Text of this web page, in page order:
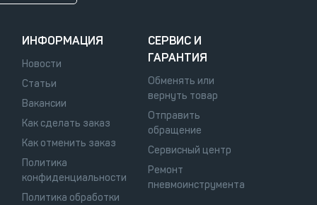
ИНФОРМАЦИЯ
Новости
Статьи
Вакансии
Как сделать заказ
Как отменить заказ
Политика
конфиденциальности
Политика обработки
СЕРВИС И
ГАРАНТИЯ
Обменять или
вернуть товар
Отправить
обращение
Сервисный центр
Ремонт
пневмоинструмента